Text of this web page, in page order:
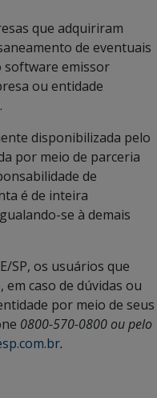
que adquiriram
de eventuais
software emissor
ou entidade
disponibilizada pelo
por meio de parceria
de
é de inteira
se à demais
SP, os usuários que
caso de dúvidas ou
por meio de seus
0800-570-0800 ou pelo
.